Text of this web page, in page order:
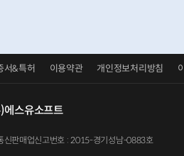
서&특허 이용약관 개인정보처리방침
에스유소프트
판매업신고번호 : 2015-경기성남-0883호